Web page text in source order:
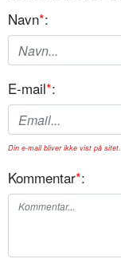
Navn*:
E-mail*:
Din e-mail bliver ikke vist på sitet.
Kommentar*: